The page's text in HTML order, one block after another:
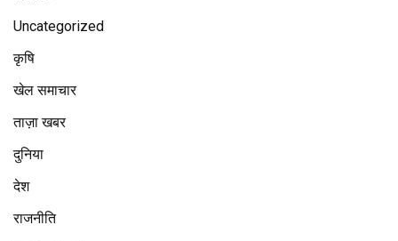
Uncategorized
कृषि
खेल समाचार
ताज़ा खबर
दुनिया
देश
राजनीति